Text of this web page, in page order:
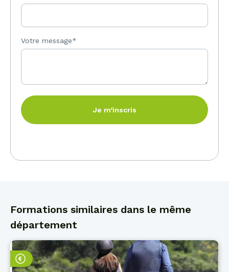
Votre message*
Je m’inscris
Formations similaires dans le même
département